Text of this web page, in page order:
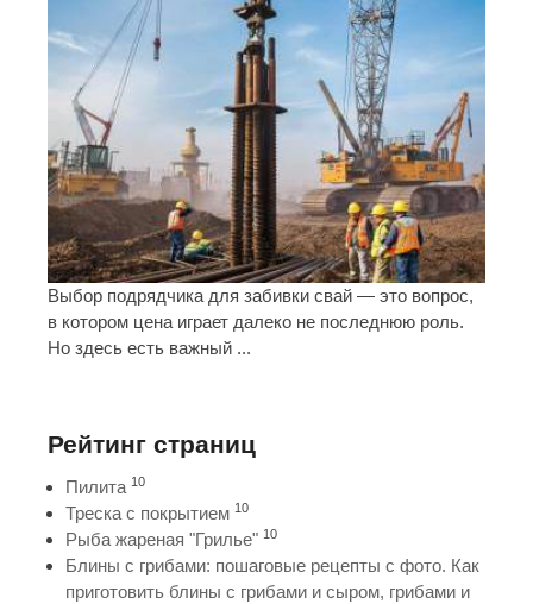
Выбор подрядчика для забивки свай — это вопрос,
в котором цена играет далеко не последнюю роль.
Но здесь есть важный ...
Рейтинг страниц
Пилита 10
Треска с покрытием 10
Рыба жареная "Грилье" 10
Блины с грибами: пошаговые рецепты с фото. Как
приготовить блины с грибами и сыром, грибами и